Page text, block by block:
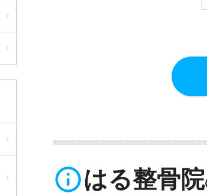
info_outlineはる整骨院